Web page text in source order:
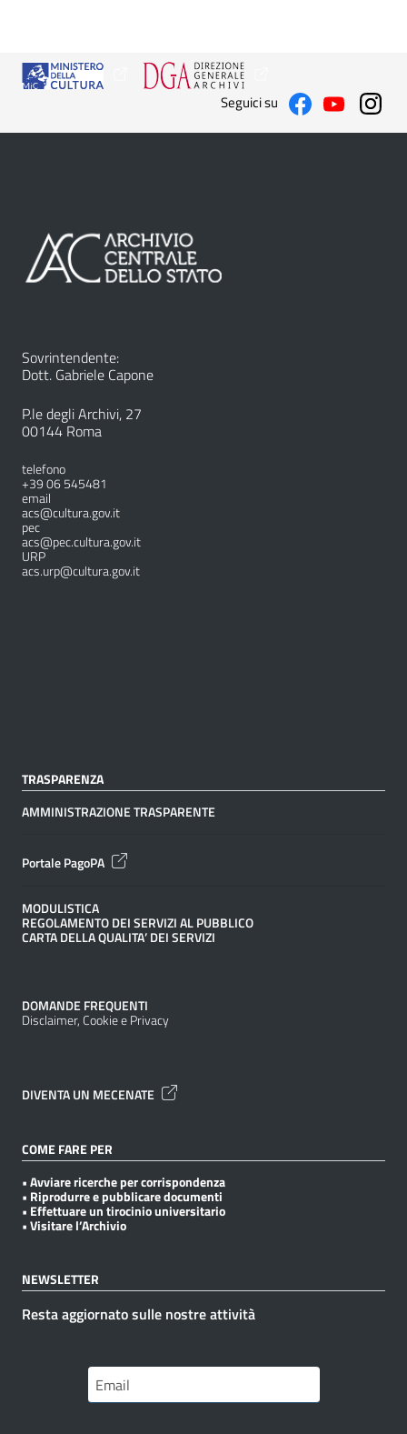
Seguici su
Sovrintendente:
Dott. Gabriele Capone
P.le degli Archivi, 27
00144 Roma
telefono
+39 06 545481
email
acs@cultura.gov.it
pec
acs@pec.cultura.gov.it
URP
acs.urp@cultura.gov.it
TRASPARENZA
AMMINISTRAZIONE TRASPARENTE
Portale PagoPA
MODULISTICA
REGOLAMENTO DEI SERVIZI AL PUBBLICO
CARTA DELLA QUALITA’ DEI SERVIZI
DOMANDE FREQUENTI
Disclaimer, Cookie e Privacy
DIVENTA UN MECENATE
COME FARE PER
• Avviare ricerche per corrispondenza
• Riprodurre e pubblicare documenti
• Effettuare un tirocinio universitario
• Visitare l’Archivio
NEWSLETTER
Resta aggiornato sulle nostre attività